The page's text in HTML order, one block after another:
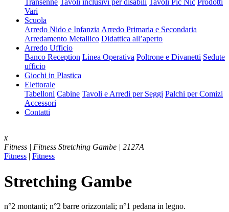
Transenne Tavoli inclusivi per disabili Tavoli Pic Nic Prodotti
Vari
Scuola
Arredo Nido e Infanzia Arredo Primaria e Secondaria
Arredamento Metallico Didattica all’aperto
Arredo Ufficio
Banco Reception Linea Operativa Poltrone e Divanetti Sedute
ufficio
Giochi in Plastica
Elettorale
Tabelloni Cabine Tavoli e Arredi per Seggi Palchi per Comizi
Accessori
Contatti
x
Fitness | Fitness Stretching Gambe | 2127A
Fitness | Fitness
Stretching Gambe
n°2 montanti; n°2 barre orizzontali; n°1 pedana in legno.